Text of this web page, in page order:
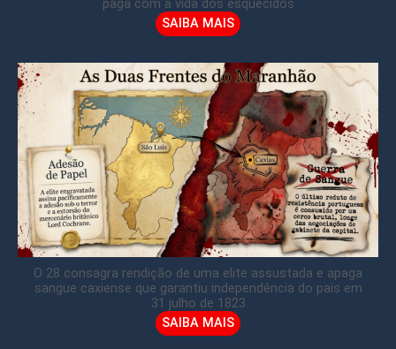
paga com a vida dos esquecidos
SAIBA MAIS
O 28 consagra rendição de uma elite assustada e apaga
sangue caxiense que garantiu independência do país em
31 julho de 1823
SAIBA MAIS